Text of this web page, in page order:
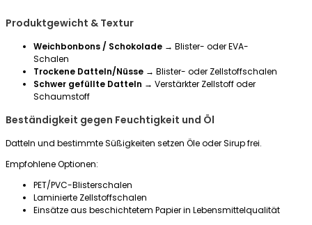
Produktgewicht & Textur
Weichbonbons / Schokolade → Blister- oder EVA-
Schalen
Trockene Datteln/Nüsse → Blister- oder Zellstoffschalen
Schwer gefüllte Datteln → Verstärkter Zellstoff oder
Schaumstoff
Beständigkeit gegen Feuchtigkeit und Öl
Datteln und bestimmte Süßigkeiten setzen Öle oder Sirup frei.
Empfohlene Optionen:
PET/PVC-Blisterschalen
Laminierte Zellstoffschalen
Einsätze aus beschichtetem Papier in Lebensmittelqualität